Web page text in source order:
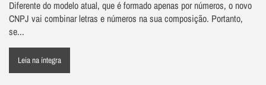
Diferente do modelo atual, que é formado apenas por números, o novo
CNPJ vai combinar letras e números na sua composição. Portanto,
se...
Leia na íntegra